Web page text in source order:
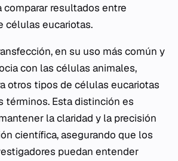
comparar resultados entre
células eucariotas.
en su uso más común y
con las células animales,
otros tipos de células eucariotas
términos. Esta distinción es
la claridad y la precisión
científica, asegurando que los
puedan entender